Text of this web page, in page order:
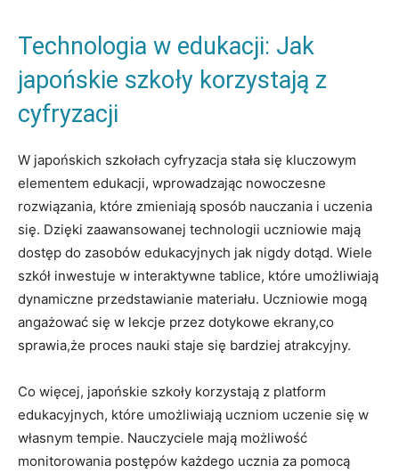
Technologia w edukacji: Jak
japońskie szkoły korzystają z
cyfryzacji
W japońskich szkołach cyfryzacja stała się kluczowym
elementem edukacji, wprowadzając nowoczesne
rozwiązania, które zmieniają sposób nauczania i uczenia
się. Dzięki zaawansowanej technologii uczniowie mają
dostęp do zasobów edukacyjnych jak nigdy dotąd. Wiele
szkół inwestuje w interaktywne tablice, które umożliwiają
dynamiczne przedstawianie materiału. Uczniowie mogą
angażować się w lekcje przez dotykowe ekrany,co
sprawia,że proces nauki staje się bardziej atrakcyjny.
Co więcej, japońskie szkoły korzystają z platform
edukacyjnych, które umożliwiają uczniom uczenie się w
własnym tempie. Nauczyciele mają możliwość
monitorowania postępów każdego ucznia za pomocą